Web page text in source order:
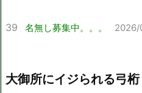
39 名無し募集中。。。 2026/
大御所にイジられる弓桁